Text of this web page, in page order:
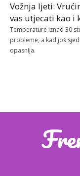
Vožnja ljeti:
vas utjecati kao i
Temperature iznad 30
probleme, a kad još
opasnija.